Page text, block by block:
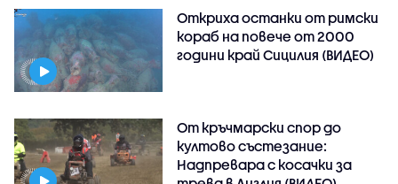
Откриха останки от римски
кораб на повече от 2000
години край Сицилия (ВИДЕО)
От кръчмарски спор до
култово състезание:
Надпревара с косачки за